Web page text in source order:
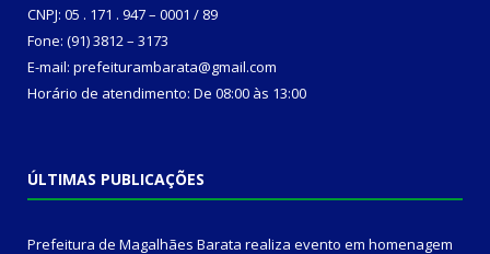
CNPJ: 05 . 171 . 947 – 0001 / 89
Fone: (91) 3812 – 3173
E-mail: prefeiturambarata@gmail.com
Horário de atendimento: De 08:00 às 13:00
ÚLTIMAS PUBLICAÇÕES
Prefeitura de Magalhães Barata realiza evento em homenagem